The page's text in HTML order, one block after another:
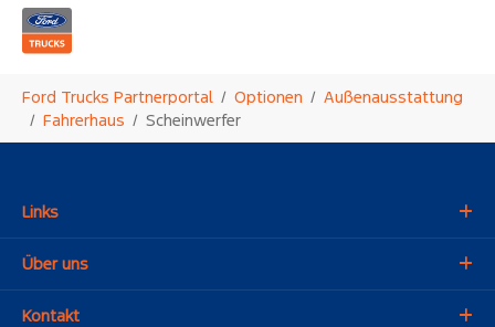
Ford Trucks Partnerportal Optionen
Außenausstattung
Fahrerhaus
Scheinwerfer
Links
Über uns
Kontakt